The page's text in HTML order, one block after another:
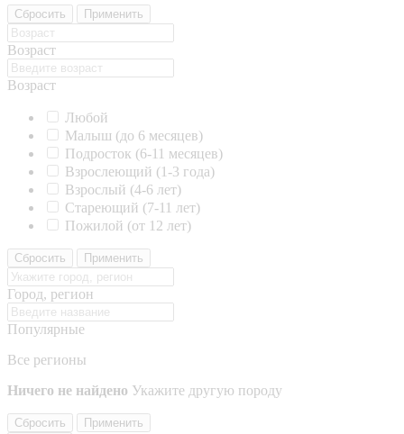
Сбросить Применить
Возраст
Возраст
Любой
Малыш (до 6 месяцев)
Подросток (6-11 месяцев)
Взрослеющий (1-3 года)
Взрослый (4-6 лет)
Стареющий (7-11 лет)
Пожилой (от 12 лет)
Сбросить Применить
Город, регион
Популярные
Все регионы
Ничего не найдено Укажите другую породу
Сбросить
Применить